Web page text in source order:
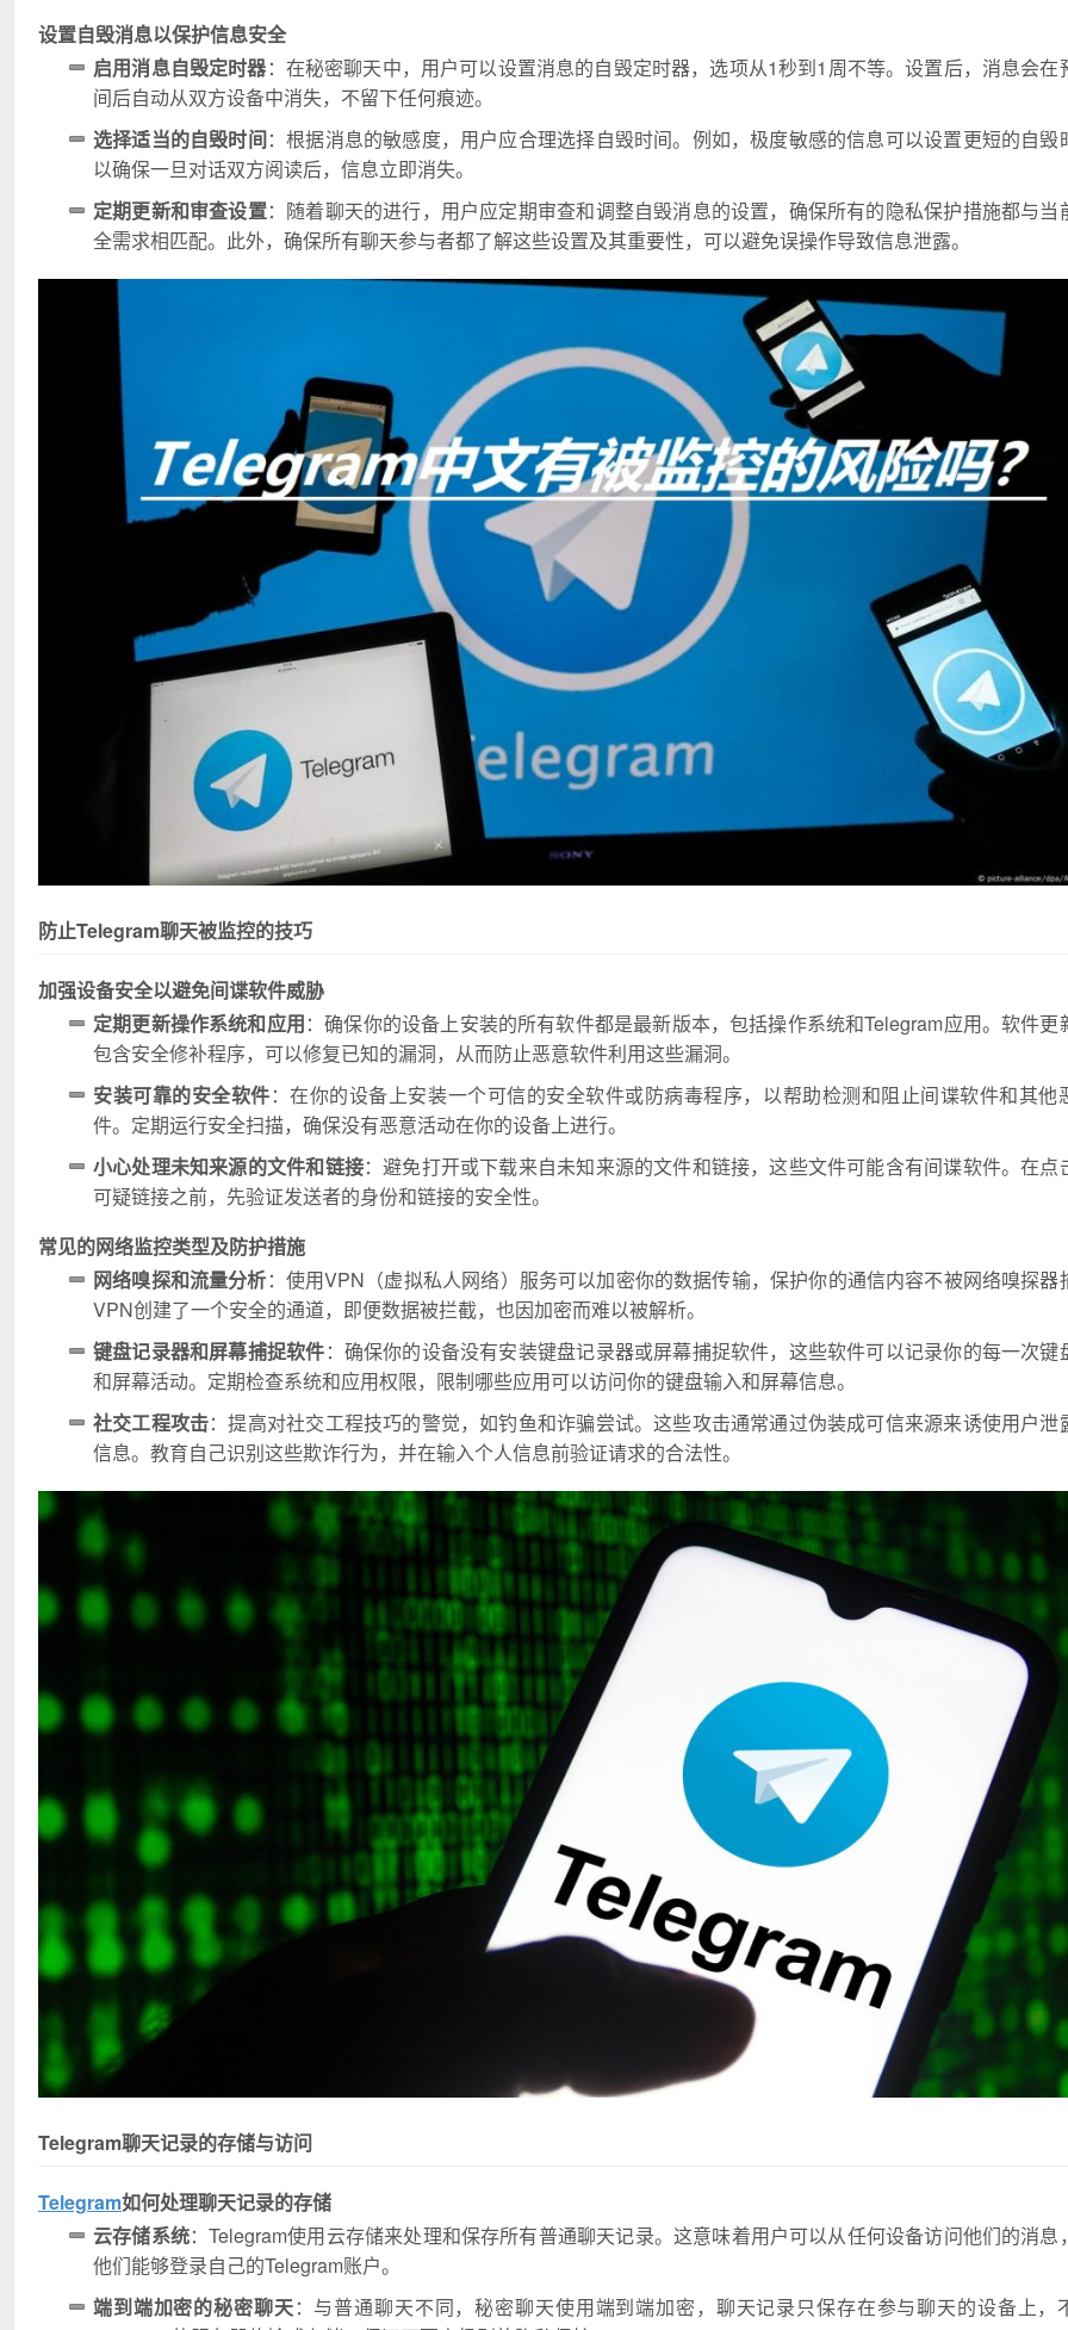
设置自毁消息以保护信息安全
启用消息自毁定时器：在秘密聊天中，用户可以设置消息的自毁定时器，选项从1秒到1周不等。设置后，消息会在
间后自动从双方设备中消失，不留下任何痕迹。
选择适当的自毁时间：根据消息的敏感度，用户应合理选择自毁时间。例如，极度敏感的信息可以设置更短的自毁
以确保一旦对话双方阅读后，信息立即消失。
定期更新和审查设置：随着聊天的进行，用户应定期审查和调整自毁消息的设置，确保所有的隐私保护措施都与当
全需求相匹配。此外，确保所有聊天参与者都了解这些设置及其重要性，可以避免误操作导致信息泄露。
防止Telegram聊天被监控的技巧
加强设备安全以避免间谍软件威胁
定期更新操作系统和应用：确保你的设备上安装的所有软件都是最新版本，包括操作系统和Telegram应用。软件更
包含安全修补程序，可以修复已知的漏洞，从而防止恶意软件利用这些漏洞。
安装可靠的安全软件：在你的设备上安装一个可信的安全软件或防病毒程序，以帮助检测和阻止间谍软件和其他
件。定期运行安全扫描，确保没有恶意活动在你的设备上进行。
小心处理未知来源的文件和链接：避免打开或下载来自未知来源的文件和链接，这些文件可能含有间谍软件。在点
可疑链接之前，先验证发送者的身份和链接的安全性。
常见的网络监控类型及防护措施
网络嗅探和流量分析：使用VPN（虚拟私人网络）服务可以加密你的数据传输，保护你的通信内容不被网络嗅探器
VPN创建了一个安全的通道，即便数据被拦截，也因加密而难以被解析。
键盘记录器和屏幕捕捉软件：确保你的设备没有安装键盘记录器或屏幕捕捉软件，这些软件可以记录你的每一次键
和屏幕活动。定期检查系统和应用权限，限制哪些应用可以访问你的键盘输入和屏幕信息。
社交工程攻击：提高对社交工程技巧的警觉，如钓鱼和诈骗尝试。这些攻击通常通过伪装成可信来源来诱使用户泄
信息。教育自己识别这些欺诈行为，并在输入个人信息前验证请求的合法性。
Telegram聊天记录的存储与访问
Telegram如何处理聊天记录的存储
云存储系统：Telegram使用云存储来处理和保存所有普通聊天记录。这意味着用户可以从任何设备访问他们的消息
他们能够登录自己的Telegram账户。
端到端加密的秘密聊天：与普通聊天不同，秘密聊天使用端到端加密，聊天记录只保存在参与聊天的设备上，